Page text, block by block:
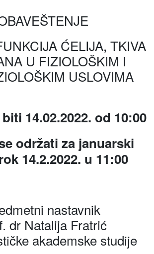
ĆELIJA, TKIVA
U FIZIOLOŠKIM I
USLOVIMA
14.02.2022. od 10:00
održati za januarski
14.2.2022. u 11:00
nastavnik
dr Natalija Fratrić
akademske studije